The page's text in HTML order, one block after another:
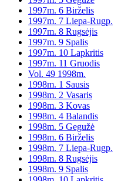
1997m. 6 Birželis
1997m. 7 Liepa-Rugp.
1997m. 8 Rugsėjis
1997m. 9 Spalis
1997m. 10 Lapkritis
1997m. 11 Gruodis
Vol. 49 1998m.
1998m. 1 Sausis
1998m. 2 Vasaris
1998m. 3 Kovas
1998m. 4 Balandis
1998m. 5 Gegužė
1998m. 6 Birželis
1998m. 7 Liepa-Rugp.
1998m. 8 Rugsėjis
1998m. 9 Spalis